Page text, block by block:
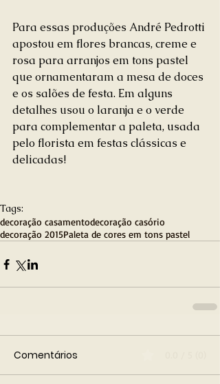
Para essas produções André Pedrotti
apostou em flores brancas, creme e
rosa para arranjos em tons pastel
que ornamentaram a mesa de doces
e os salões de festa. Em alguns
detalhes usou o laranja e o verde
para complementar a paleta, usada
pelo florista em festas clássicas e
delicadas!
Tags:
decoração casamentodecoração casório
decoração 2015Paleta de cores em tons pastel
Comentários